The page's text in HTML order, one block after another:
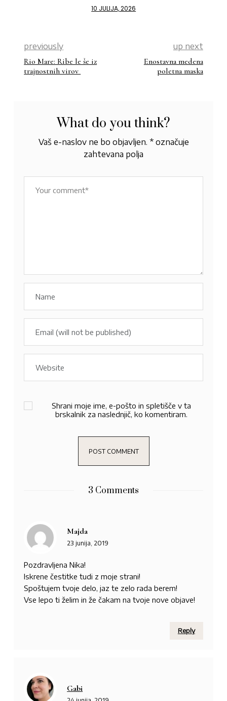
10 JULIJA, 2026
previously
Rio Mare: Ribe le še iz
trajnostnih virov
up next
Enostavna medena
poletna maska
What do you think?
Vaš e-naslov ne bo objavljen. *označuje
zahtevana polja
Shrani moje ime, e-pošto in spletišče v ta
brskalnik za naslednjič, ko komentiram.
3 Comments
Majda
23 junija, 2019
Pozdravljena Nika!
Iskrene čestitke tudi z moje strani!
Spoštujem tvoje delo, jaz te zelo rada berem!
Vse lepo ti želim in že čakam na tvoje nove objave!
Reply
Gabi